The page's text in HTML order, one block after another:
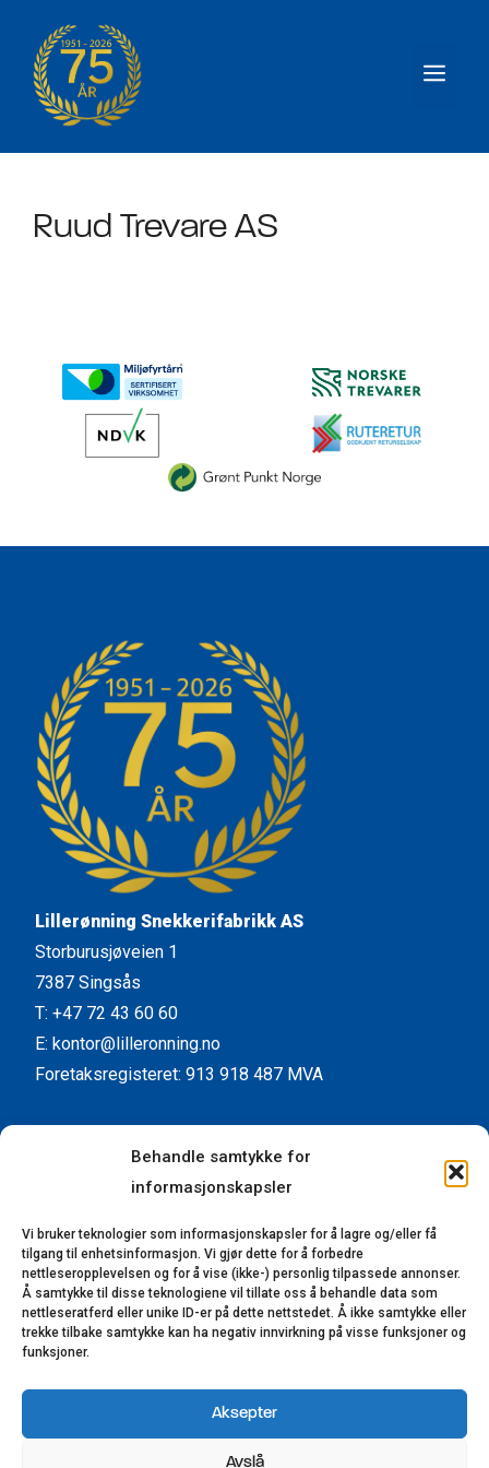
Behandle samtykke for
informasjonskapsler
Vi bruker teknologier som informasjonskapsler for å lagre og/eller få
tilgang til enhetsinformasjon. Vi gjør dette for å forbedre
nettleseropplevelsen og for å vise (ikke-) personlig tilpassede annonser.
Å samtykke til disse teknologiene vil tillate oss å behandle data som
nettleseratferd eller unike ID-er på dette nettstedet. Å ikke samtykke eller
trekke tilbake samtykke kan ha negativ innvirkning på visse funksjoner og
funksjoner.
Aksepter
Avslå
innhold
Ruud Trevare AS
Lillerønning Snekkerifabrikk AS
Storburusjøveien 1
7387 Singsås
T: +47 72 43 60 60
E: kontor@lilleronning.no
Foretaksregisteret: 913 918 487 MVA
Facebook
Instagram
YouTube
LinkedIn
Kontaktinformasjon
Forhandlere
Reklamasjon
Bærekraft
Åpenhetsloven